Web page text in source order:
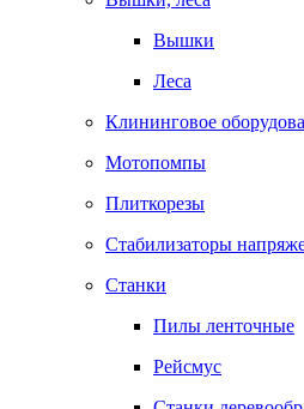
Вышки
Леса
Клининговое
Мотопомпы
Плиткорезы
Стабилизаторы
Станки
Пилы ленточные
Рейсмус